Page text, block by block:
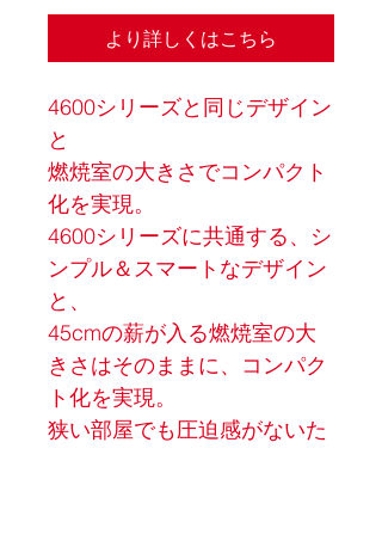
より詳しくはこちら
4600シリーズと同じデザイン
と
燃焼室の大きさでコンパクト
化を実現。
4600シリーズに共通する、シ
ンプル＆スマートなデザイン
と、
45cmの薪が入る燃焼室の大
きさはそのままに、コンパク
ト化を実現。
狭い部屋でも圧迫感がないた